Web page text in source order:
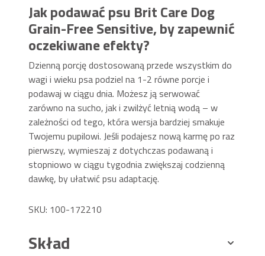
Jak podawać psu Brit Care Dog
Grain-Free Sensitive, by zapewnić
oczekiwane efekty?
Dzienną porcję dostosowaną przede wszystkim do
wagi i wieku psa podziel na 1-2 równe porcje i
podawaj w ciągu dnia. Możesz ją serwować
zarówno na sucho, jak i zwilżyć letnią wodą – w
zależności od tego, która wersja bardziej smakuje
Twojemu pupilowi. Jeśli podajesz nową karmę po raz
pierwszy, wymieszaj z dotychczas podawaną i
stopniowo w ciągu tygodnia zwiększaj codzienną
dawkę, by ułatwić psu adaptację.
SKU: 100-172210
Skład